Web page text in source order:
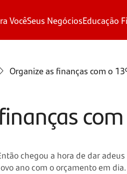
VocêSeus NegóciosEducação
Organize as finanças com o
chegou a hora de dar
ano com o orçamento em dia.